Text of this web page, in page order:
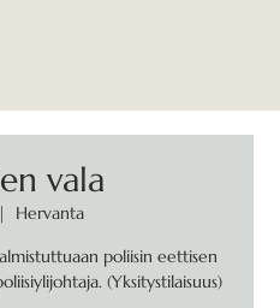
vala
Hervanta
poliisin eettisen
(Yksitystilaisuus)